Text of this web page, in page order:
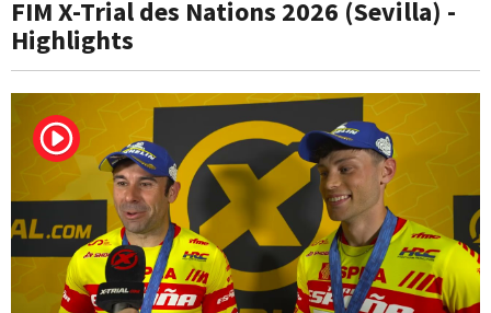
FIM X-Trial des Nations 2026 (Sevilla) -
Highlights